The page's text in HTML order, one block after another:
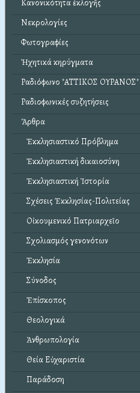
Κανονικότητα ἐκλογῆς
Νεκρολογίες
Φωτογραφίες
Ἠχητικά κηρύγματα
Ραδιόφωνο "ΑΤΤΙΚΟΣ ΟΥΡΑΝΟΣ"
Ραδιοφωνικές συζητήσεις
Ἄρθρα
Ἐκκλησιαστικό Πρόβλημα
Ἐκκλησιαστική δικαιοσύνη
Ἐκκλησιαστική Ἱστορία
Σχέσεις Ἐκκλησίας-Πολιτείας
Οἰκουμενικό Πατριαρχεῖο
Σχολιασμός γενονότων
Ἐκκλησία
Σύνοδος
Ἐπίσκοπος
Θεολογικά
Ἀνθρωπολογία
Θεία Εὐχαριστία
Παράδοση